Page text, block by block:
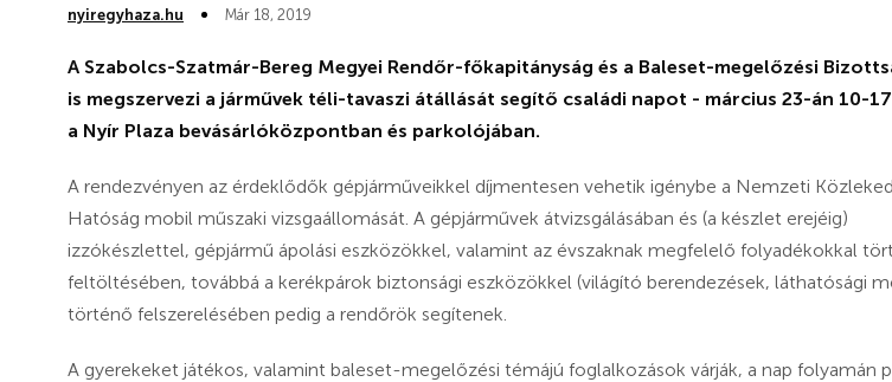
nyiregyhaza.hu Már 18, 2019
A Szabolcs-Szatmár-Bereg Megyei Rendőr-főkapitányság és a Baleset-megelőzési
is megszervezi a járművek téli-tavaszi átállását segítő családi napot - március 23-án 10-
a Nyír Plaza bevásárlóközpontban és parkolójában.
A rendezvényen az érdeklődők gépjárműveikkel díjmentesen vehetik igénybe a Nemzeti
Hatóság mobil műszaki vizsgaállomását. A gépjárművek átvizsgálásában és (a készlet erejéig)
izzókészlettel, gépjármű ápolási eszközökkel, valamint az évszaknak megfelelő folyadékokkal
feltöltésében, továbbá a kerékpárok biztonsági eszközökkel (világító berendezések, láthatósági
történő felszerelésében pedig a rendőrök segítenek.
A gyerekeket játékos, valamint baleset-megelőzési témájú foglalkozások várják, a nap folyamán